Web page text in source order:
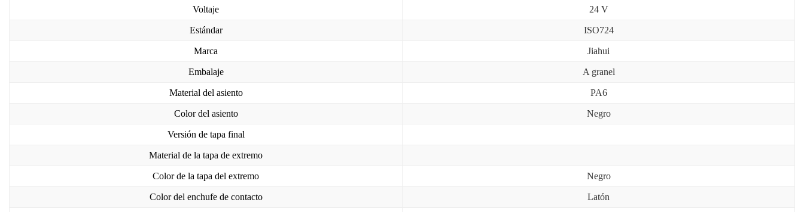
Voltaje 24 V
Estándar ISO724
Marca Jiahui
Embalaje A granel
Material del asiento PA6
Color del asiento Negro
Versión de tapa final
Material de la tapa de extremo
Color de la tapa del extremo Negro
Color del enchufe de contacto Latón